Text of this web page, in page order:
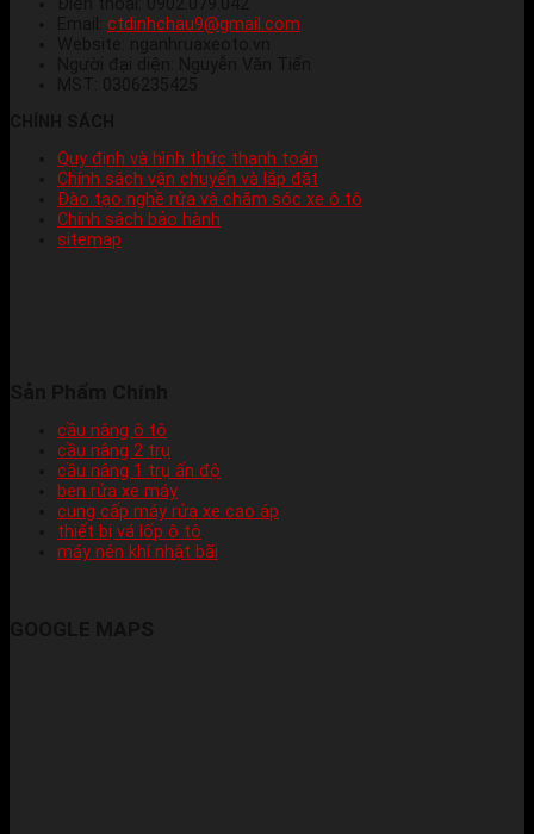
ctdinhchau9@gmail.com
Quy định và hình thức thanh toán
Chính sách vận chuyển và lắp đặt
Đào tạo nghề rửa và chăm sóc xe ô tô
Chính sách bảo hành
sitemap
cầu nâng ô tô
cầu nâng 2 trụ
cầu nâng 1 trụ ấn độ
ben rửa xe máy
cung cấp máy rửa xe cao áp
thiết bị vá lốp ô tô
máy nén khí nhật bãi